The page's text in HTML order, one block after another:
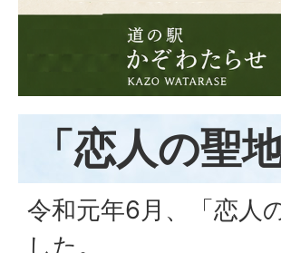
「恋人の聖地
令和元年6月、「恋人
した。